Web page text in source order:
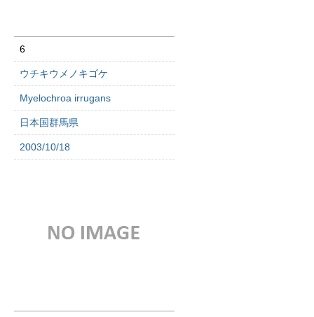
6
ウチキウメノキゴケ
Myelochroa irrugans
日本国群馬県
2003/10/18